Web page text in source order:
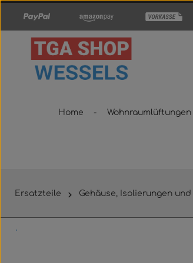
Hauptinhalt springen
Zur Hauptnavigation springen
Home Wohnraumlüftungen
Ersatzteile Gehäuse, Isolierungen